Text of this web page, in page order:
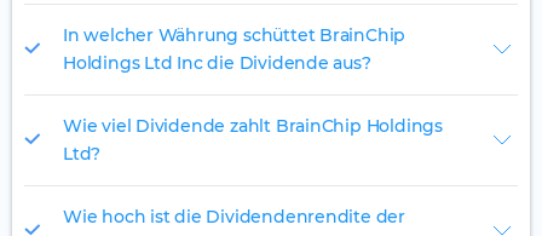
In welcher Währung schüttet BrainChip
Holdings Ltd Inc die Dividende aus?
Wie viel Dividende zahlt BrainChip Holdings
Ltd?
Wie hoch ist die Dividendenrendite der